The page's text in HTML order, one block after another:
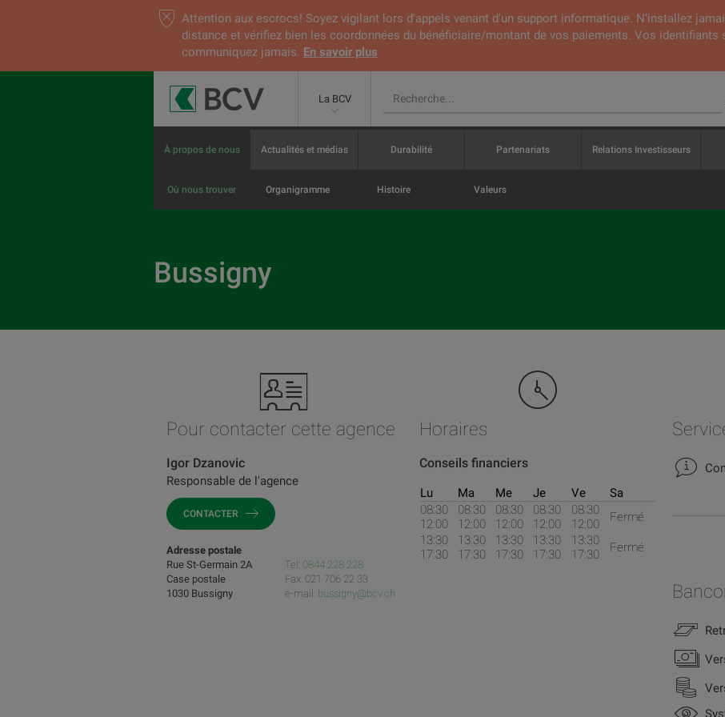
Attention aux escrocs! Soyez vigilant lors d’appels venant d'un support informatique. N’installez
distance et vérifiez bien les coordonnées du bénéficiaire/montant de vos paiements. Vos identifiants
communiquez jamais. En savoir plus
La BCV
À propos de nous
Où nous trouver Organigramme Histoire Valeurs
Actualités et médias Durabilité Partenariats Relations Investisseurs
Bussigny
Pour contacter cette agence
Igor Dzanovic
Responsable de l'agence
CONTACTER
Adresse postale
Rue St-Germain 2A
Case postale
1030 Bussigny
Tel: 0844 228 228
Fax: 021 706 22 33
e-mail: bussigny@bcv.ch
Horaires
Conseils financiers
Lu Ma Me Je Ve
Sa
08:30
12:00
08:30
12:00
08:30
12:00
08:30
12:00
08:30
12:00
Fermé
13:30
17:30
13:30
17:30
13:30
17:30
13:30
17:30
13:30
17:30
Fermé